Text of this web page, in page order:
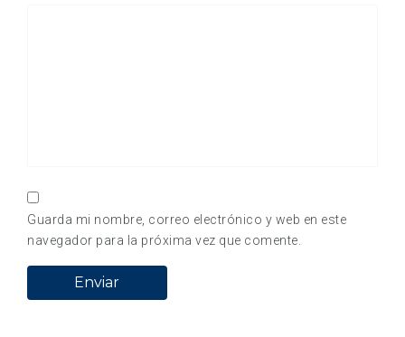
Guarda mi nombre, correo electrónico y web en este
navegador para la próxima vez que comente.